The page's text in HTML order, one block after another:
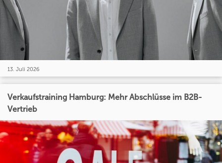
13. Juli 2026
Verkaufstraining Hamburg: Mehr Abschlüsse im B2B-
Vertrieb